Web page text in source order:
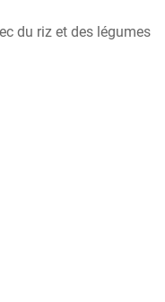
du riz et des légumes